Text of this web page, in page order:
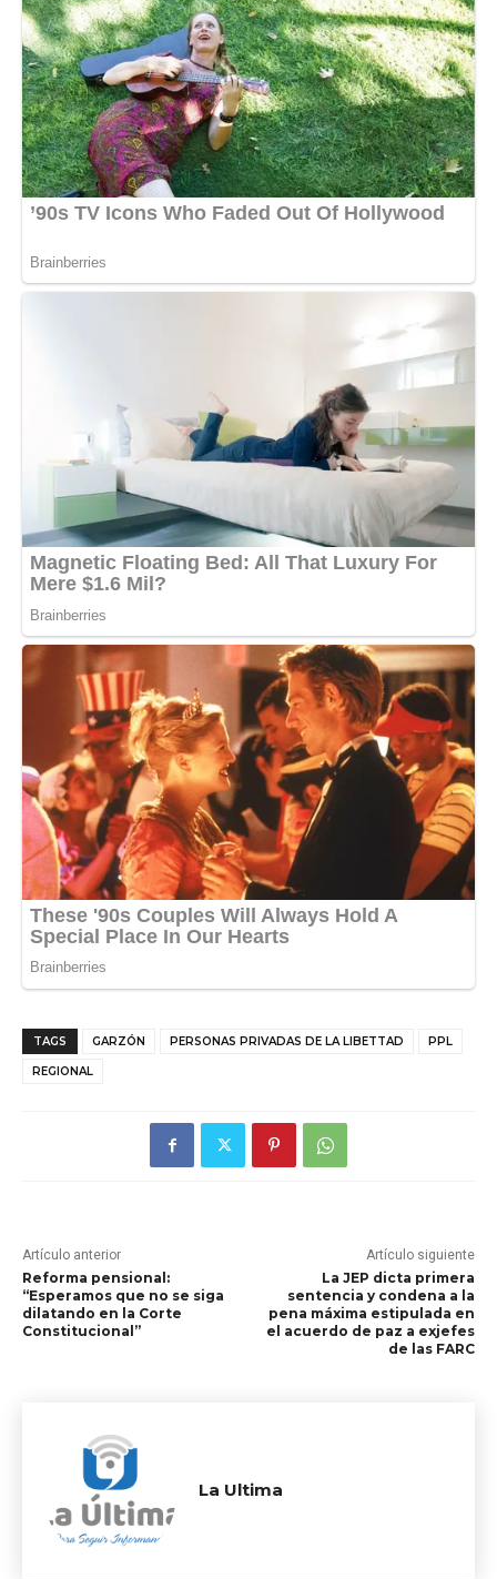
TAGS GARZÓN PERSONAS PRIVADAS DE LA LIBETTAD PPL
REGIONAL
Artículo anterior
Reforma pensional:
“Esperamos que no se siga
dilatando en la Corte
Constitucional”
Artículo siguiente
La JEP dicta primera
sentencia y condena a la
pena máxima estipulada en
el acuerdo de paz a exjefes
de las FARC
La Ultima